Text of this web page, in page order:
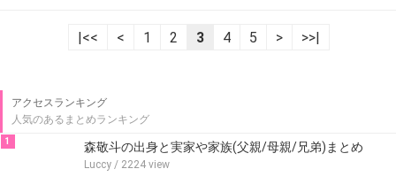
|<< < 1 2 3 4 5 > >>|
アクセスランキング
人気のあるまとめランキング
1 森敬斗の出身と実家や家族(父親/母親/兄弟)まとめ
Luccy / 2224 view